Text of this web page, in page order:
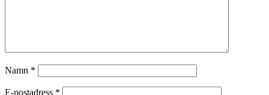
Namn *
E-postadress *